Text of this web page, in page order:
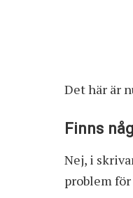
Det här är
Finns
Nej, i
problem